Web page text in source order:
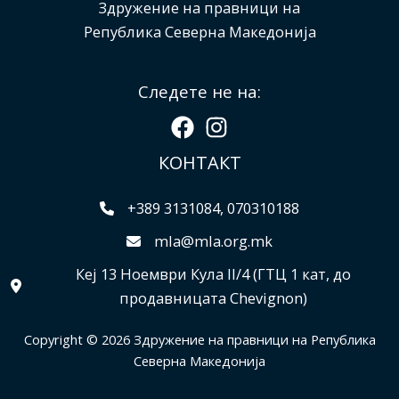
Здружение на правници на
Република Северна Македонија
Следете не на:
КОНТАКТ
+389 3131084, 070310188
mla@mla.org.mk
Кеј 13 Ноември Кула II/4 (ГТЦ 1 кат, до
продавницата Chevignon)
Copyright © 2026 Здружение на правници на Република
Северна Македонија